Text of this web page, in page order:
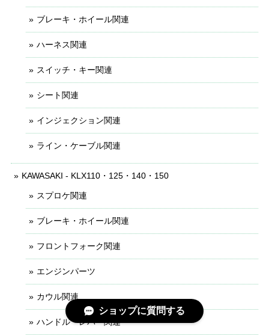
ブレーキ・ホイール関連
ハーネス関連
スイッチ・キー関連
シート関連
インジェクション関連
ライン・ケーブル関連
KAWASAKI - KLX110・125・140・150
スプロケ関連
ブレーキ・ホイール関連
フロントフォーク関連
エンジンパーツ
カウル関連
ハンドル・レバー関連
ショップに質問する